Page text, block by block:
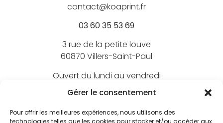
Gérer le consentement
Pour offrir les meilleures expériences, nous utilisons des
technologies telles que les cookies pour stocker et/ou accéder aux
contact@koaprint.fr
03 60 35 53 69
3 rue de la petite louve
60870 Villers-Saint-Paul
Ouvert du lundi au vendredi
de 9h à 18h